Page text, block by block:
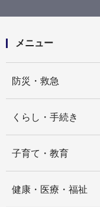
【公募型プ
安全管理・
メニュー
防災・救急
くらし・手続き
子育て・教育
健康・医療・福祉